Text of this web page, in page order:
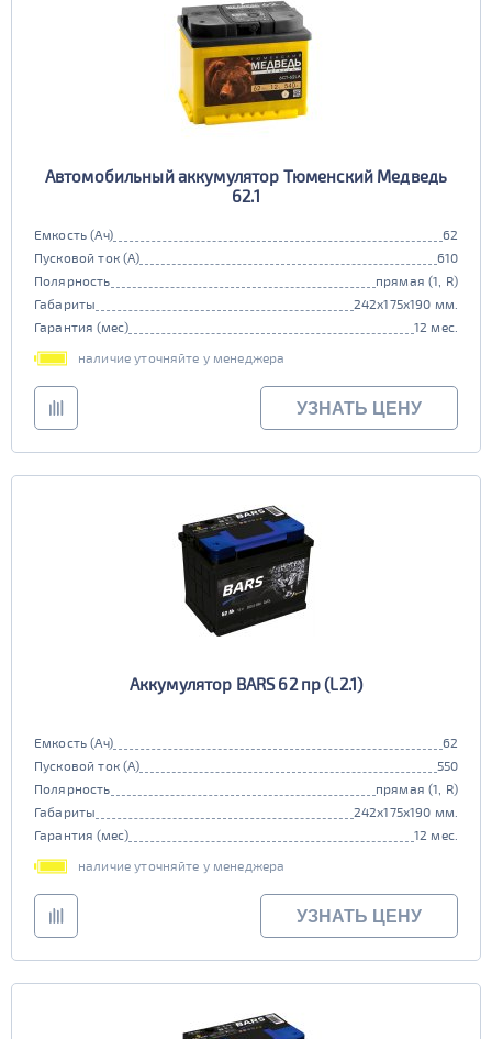
Автомобильный аккумулятор Тюменский Медведь
62.1
Емкость (Ач)
62
Пусковой ток (А)
610
Полярность
прямая (1, R)
Габариты
242x175x190 мм.
Гарантия (мес)
12 мес.
наличие уточняйте у менеджера
УЗНАТЬ ЦЕНУ
Аккумулятор BARS 62 пр (L2.1)
Емкость (Ач)
62
Пусковой ток (А)
550
Полярность
прямая (1, R)
Габариты
242x175x190 мм.
Гарантия (мес)
12 мес.
наличие уточняйте у менеджера
УЗНАТЬ ЦЕНУ